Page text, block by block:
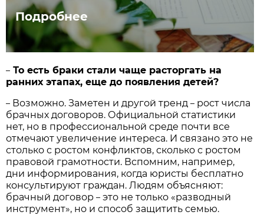
Подробнее
– То есть браки стали чаще расторгать на
ранних этапах, еще до появления детей?
– Возможно. Заметен и другой тренд– рост числа
брачных договоров. Официальной статистики
нет, но в профессиональной среде почти все
отмечают увеличение интереса. И связано это не
столько с ростом конфликтов, сколько с ростом
правовой грамотности. Вспомним, например,
дни информирования, когда юристы бесплатно
консультируют граждан. Людям объясняют:
брачный договор– это не только «разводный
инструмент», но и способ защитить семью.